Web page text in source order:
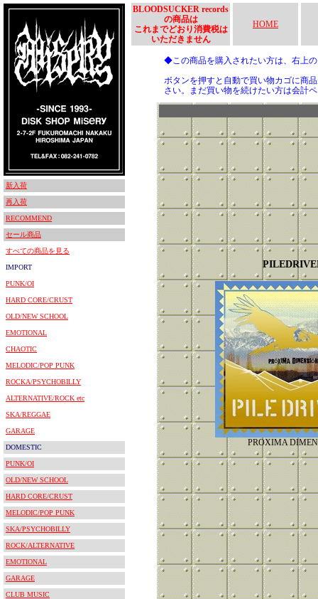
新入荷
再入荷
RECOMMEND
セール商品
すべての商品を見る
IMPORT
PUNK/OI
HARD CORE/CRUST
OLD/NEW SCHOOL
EMOTIONAL
CHAOTIC
MELODIC/POP PUNK
ROCKA/PSYCHOBILLY
ALTERNATIVE/ROCK etc
SKA/REGGAE
GARAGE
DOMESTIC
PUNK/OI
OLD/NEW SCHOOL
HARD CORE/CRUST
MELODIC/POP PUNK
SKA/PSYCHOBILLY
ROCK/ALTERNATIVE
EMOTIONAL
GARAGE
CLUB MUSIC
BLOODSUCKER records
の商品は
これまでどおり消費税は
いただきません
HOME
◆この商品を購入されたい方は、右上
ボタンを押すと自動で買い物カゴに商
さい。まだ買い物を続けたい方は会計
PROXIMA